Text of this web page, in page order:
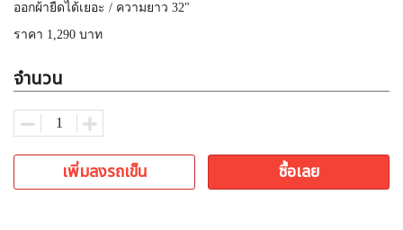
ออกผ้ายืดได้เยอะ / ความยาว 32"
ราคา 1,290 บาท
จำนวน
เพิ่มลงรถเข็น ซื้อเลย